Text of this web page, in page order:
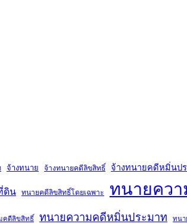
จ้างทนาย จ้างทนายคดีลิขสิทธิ์ จ้างทนายคดีหมิ่นป
ดิน ทนายคดีลิขสิทธิ์โดยเฉพาะ ทนายควา
คดีลิขสิทธิ์ ทนายความคดีหมิ่นประมาท ทนา